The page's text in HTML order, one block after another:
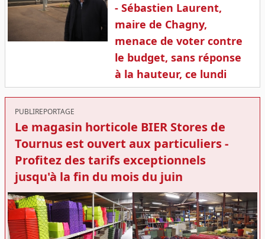
- Sébastien Laurent,
maire de Chagny,
menace de voter contre
le budget, sans réponse
à la hauteur, ce lundi
PUBLIREPORTAGE
Le magasin horticole BIER Stores de
Tournus est ouvert aux particuliers -
Profitez des tarifs exceptionnels
jusqu'à la fin du mois du juin